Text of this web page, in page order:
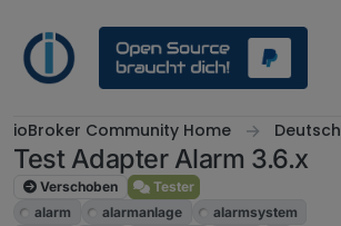
ioBroker Community Home Deutsch
Test Adapter Alarm 3.6.x
Verschoben
Tester
alarm
alarmanlage
alarmsystem